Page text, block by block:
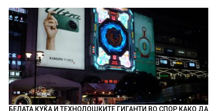
БЕЛАТА КУЌА И ТЕХНОЛОШКИТЕ ГИГАНТИ ВО СПОР КАКО ДА